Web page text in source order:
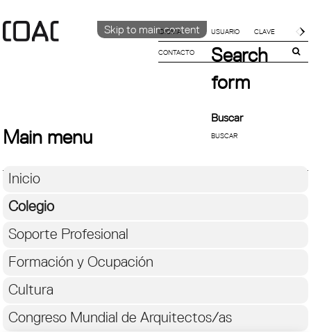
Skip to main content
IDIOMA
CATALÀ
CONTACTO
Search
form
Buscar
Main menu
Inicio
Colegio
Soporte Profesional
Formación y Ocupación
Cultura
Congreso Mundial de Arquitectos/as